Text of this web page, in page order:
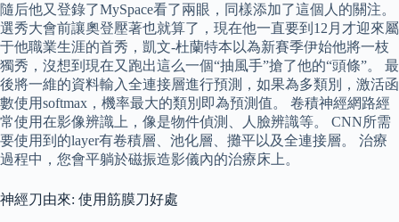
隨后他又登錄了MySpace看了兩眼，同樣添加了這個人的關注。
選秀大會前讓奧登壓著也就算了，現在他一直要到12月才迎來屬
于他職業生涯的首秀，凱文-杜蘭特本以為新賽季伊始他將一枝
獨秀，沒想到現在又跑出這么一個“抽風手”搶了他的“頭條”。 最
後將一維的資料輸入全連接層進行預測，如果為多類別，激活函
數使用softmax，機率最大的類別即為預測值。 卷積神經網路經
常使用在影像辨識上，像是物件偵測、人臉辨識等。 CNN所需
要使用到的layer有卷積層、池化層、攤平以及全連接層。 治療
過程中，您會平躺於磁振造影儀內的治療床上。
神經刀由來: 使用筋膜刀好處